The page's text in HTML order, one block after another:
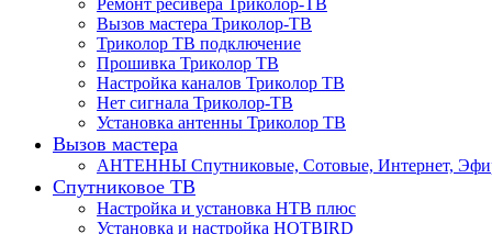
Ремонт ресивера Триколор-ТВ
Вызов мастера Триколор-ТВ
Триколор ТВ подключение
Прошивка Триколор ТВ
Настройка каналов Триколор ТВ
Нет сигнала Триколор-ТВ
Установка антенны Триколор ТВ
Вызов мастера
АНТЕННЫ Спутниковые, Сотовые, Интернет,
Спутниковое ТВ
Настройка и установка НТВ плюс
Установка и настройка HOTBIRD